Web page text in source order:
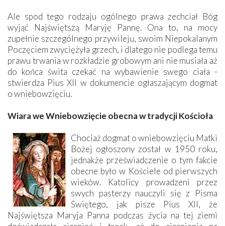
Ale spod tego rodzaju ogólnego prawa zechciał Bóg
wyjąć Najświętszą Maryję Pannę. Ona to, na mocy
zupełnie szczególnego przywileju, swoim Niepokalanym
Poczęciem zwyciężyła grzech, i dlatego nie podlega temu
prawu trwania w rozkładzie grobowym ani nie musiała aż
do końca świta czekać na wybawienie swego ciała -
stwierdza Pius XII w dokumencie ogłaszającym dogmat
o wniebowzięciu.
Wiara we Wniebowzięcie obecna w tradycji Kościoła
Chociaż dogmat o wniebowzięciu Matki
Bożej ogłoszony został w 1950 roku,
jednakże przeświadczenie o tym fakcie
obecne było w Kościele od pierwszych
wieków. Katolicy prowadzeni przez
swych pasterzy nauczyli się z Pisma
Świętego, jak pisze Pius XII, że
Najświętsza Maryja Panna podczas życia na tej ziemi